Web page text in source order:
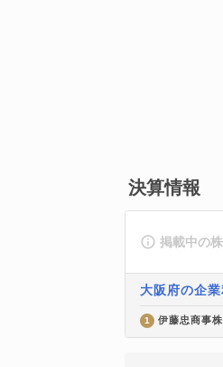
決算情報
掲載中の
大阪府の企
1 伊藤忠商事